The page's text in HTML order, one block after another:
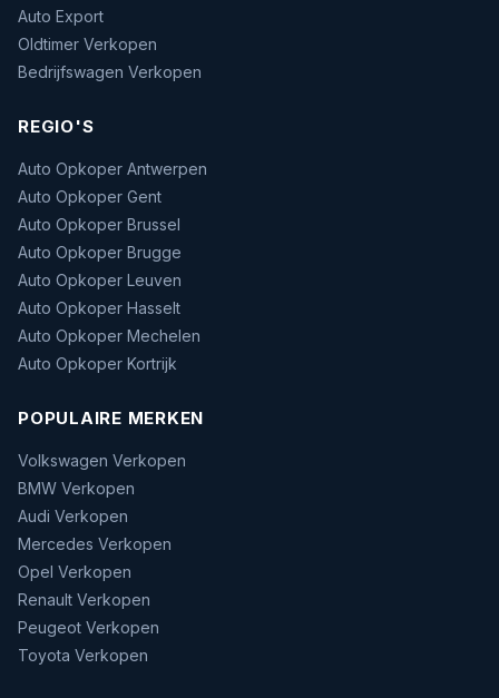
Auto Export
Oldtimer Verkopen
Bedrijfswagen Verkopen
REGIO'S
Auto Opkoper Antwerpen
Auto Opkoper Gent
Auto Opkoper Brussel
Auto Opkoper Brugge
Auto Opkoper Leuven
Auto Opkoper Hasselt
Auto Opkoper Mechelen
Auto Opkoper Kortrijk
POPULAIRE MERKEN
Volkswagen Verkopen
BMW Verkopen
Audi Verkopen
Mercedes Verkopen
Opel Verkopen
Renault Verkopen
Peugeot Verkopen
Toyota Verkopen